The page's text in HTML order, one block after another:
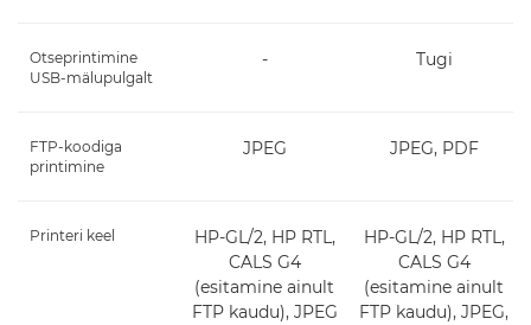
Otseprintimine
USB-mälupulgalt
- Tugi
FTP-koodiga
printimine
JPEG JPEG, PDF
Printeri keel
HP-GL/2, HP RTL,
CALS G4
(esitamine ainult
FTP kaudu), JPEG
HP-GL/2, HP RTL,
CALS G4
(esitamine ainult
FTP kaudu), JPEG,